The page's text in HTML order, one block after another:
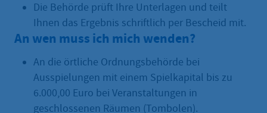
Die Behörde prüft Ihre Unterlagen und teilt
Ihnen das Ergebnis schriftlich per Bescheid mit.
An wen muss ich mich wenden?
An die örtliche Ordnungsbehörde bei
Ausspielungen mit einem Spielkapital bis zu
6.000,00 Euro bei Veranstaltungen in
geschlossenen Räumen (Tombolen).